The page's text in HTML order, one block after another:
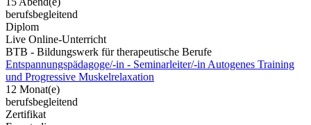
berufsbegleitend
Diplom
Live Online-Unterricht
BTB - Bildungswerk für therapeutische Berufe
Entspannungspädagoge/-in - Seminarleiter/-in Autogenes Training
und Progressive Muskelrelaxation
12 Monat(e)
berufsbegleitend
Zertifikat